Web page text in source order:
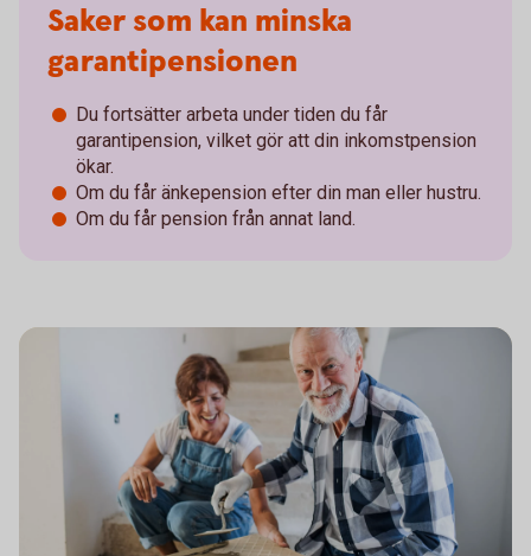
Saker som kan minska
garantipensionen
Du fortsätter arbeta under tiden du får
garantipension, vilket gör att din inkomstpension
ökar.
Om du får änkepension efter din man eller hustru.
Om du får pension från annat land.